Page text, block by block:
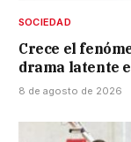
SOCIEDAD
Crece el
drama latente
8 de agosto de 2026